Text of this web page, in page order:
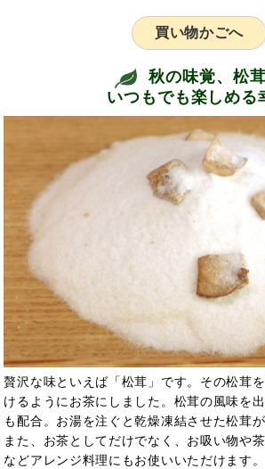
買い物かごへ
秋の味覚、松
いつもでも楽しめる
贅沢な味といえば「松茸」です。その松茸
けるようにお茶にしました。松茸の風味を
も配合。お湯を注ぐと乾燥凍結させた松茸
また、お茶としてだけでなく、お吸い物や
などアレンジ料理にもお使いいただけます。